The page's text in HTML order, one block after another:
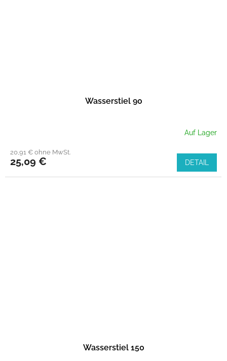
Wasserstiel 90
Auf Lager
20,91 € ohne MwSt.
25,09 € DETAIL
Wasserstiel 150